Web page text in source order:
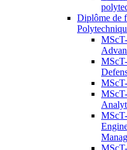
Diplôme de